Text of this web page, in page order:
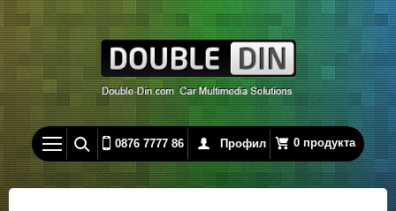
0876 7777 86 Профил 0 продукта